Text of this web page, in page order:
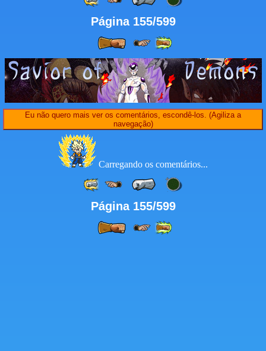
Página 155/599
Eu não quero mais ver os comentários, escondê-los. (Agiliza a
navegação)
Carregando os comentários...
Página 155/599